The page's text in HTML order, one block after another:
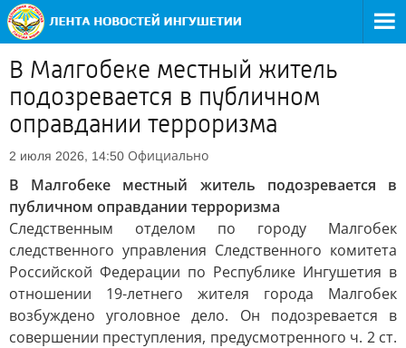
В Малгобеке местный житель
подозревается в публичном
оправдании терроризма
2 июля 2026, 14:50 Официально
В Малгобеке местный житель подозревается в
публичном оправдании терроризма
Следственным отделом по городу Малгобек
следственного управления Следственного комитета
Российской Федерации по Республике Ингушетия в
отношении 19-летнего жителя города Малгобек
возбуждено уголовное дело. Он подозревается в
совершении преступления, предусмотренного ч. 2 ст.